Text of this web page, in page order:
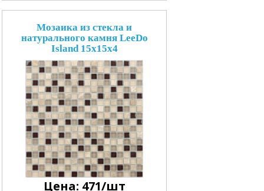
Мозаика из стекла и
натурального камня LeeDo
Island 15x15x4
Цена: 471/шт